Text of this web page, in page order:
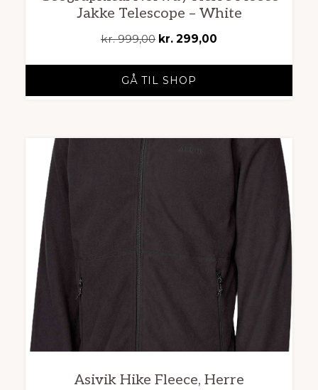
Jakke Telescope – White
kr.999,00 Den
pris
var:
kr. 299,00
er:
GÅ TIL SHOP
Asivik Hike Fleece, Herre